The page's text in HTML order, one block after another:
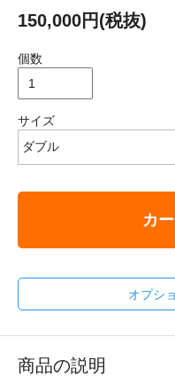
150,000円(税抜)
個数
サイズ
カ
オプシ
商品の説明